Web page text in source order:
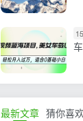
15
最新文章 猜你喜欢